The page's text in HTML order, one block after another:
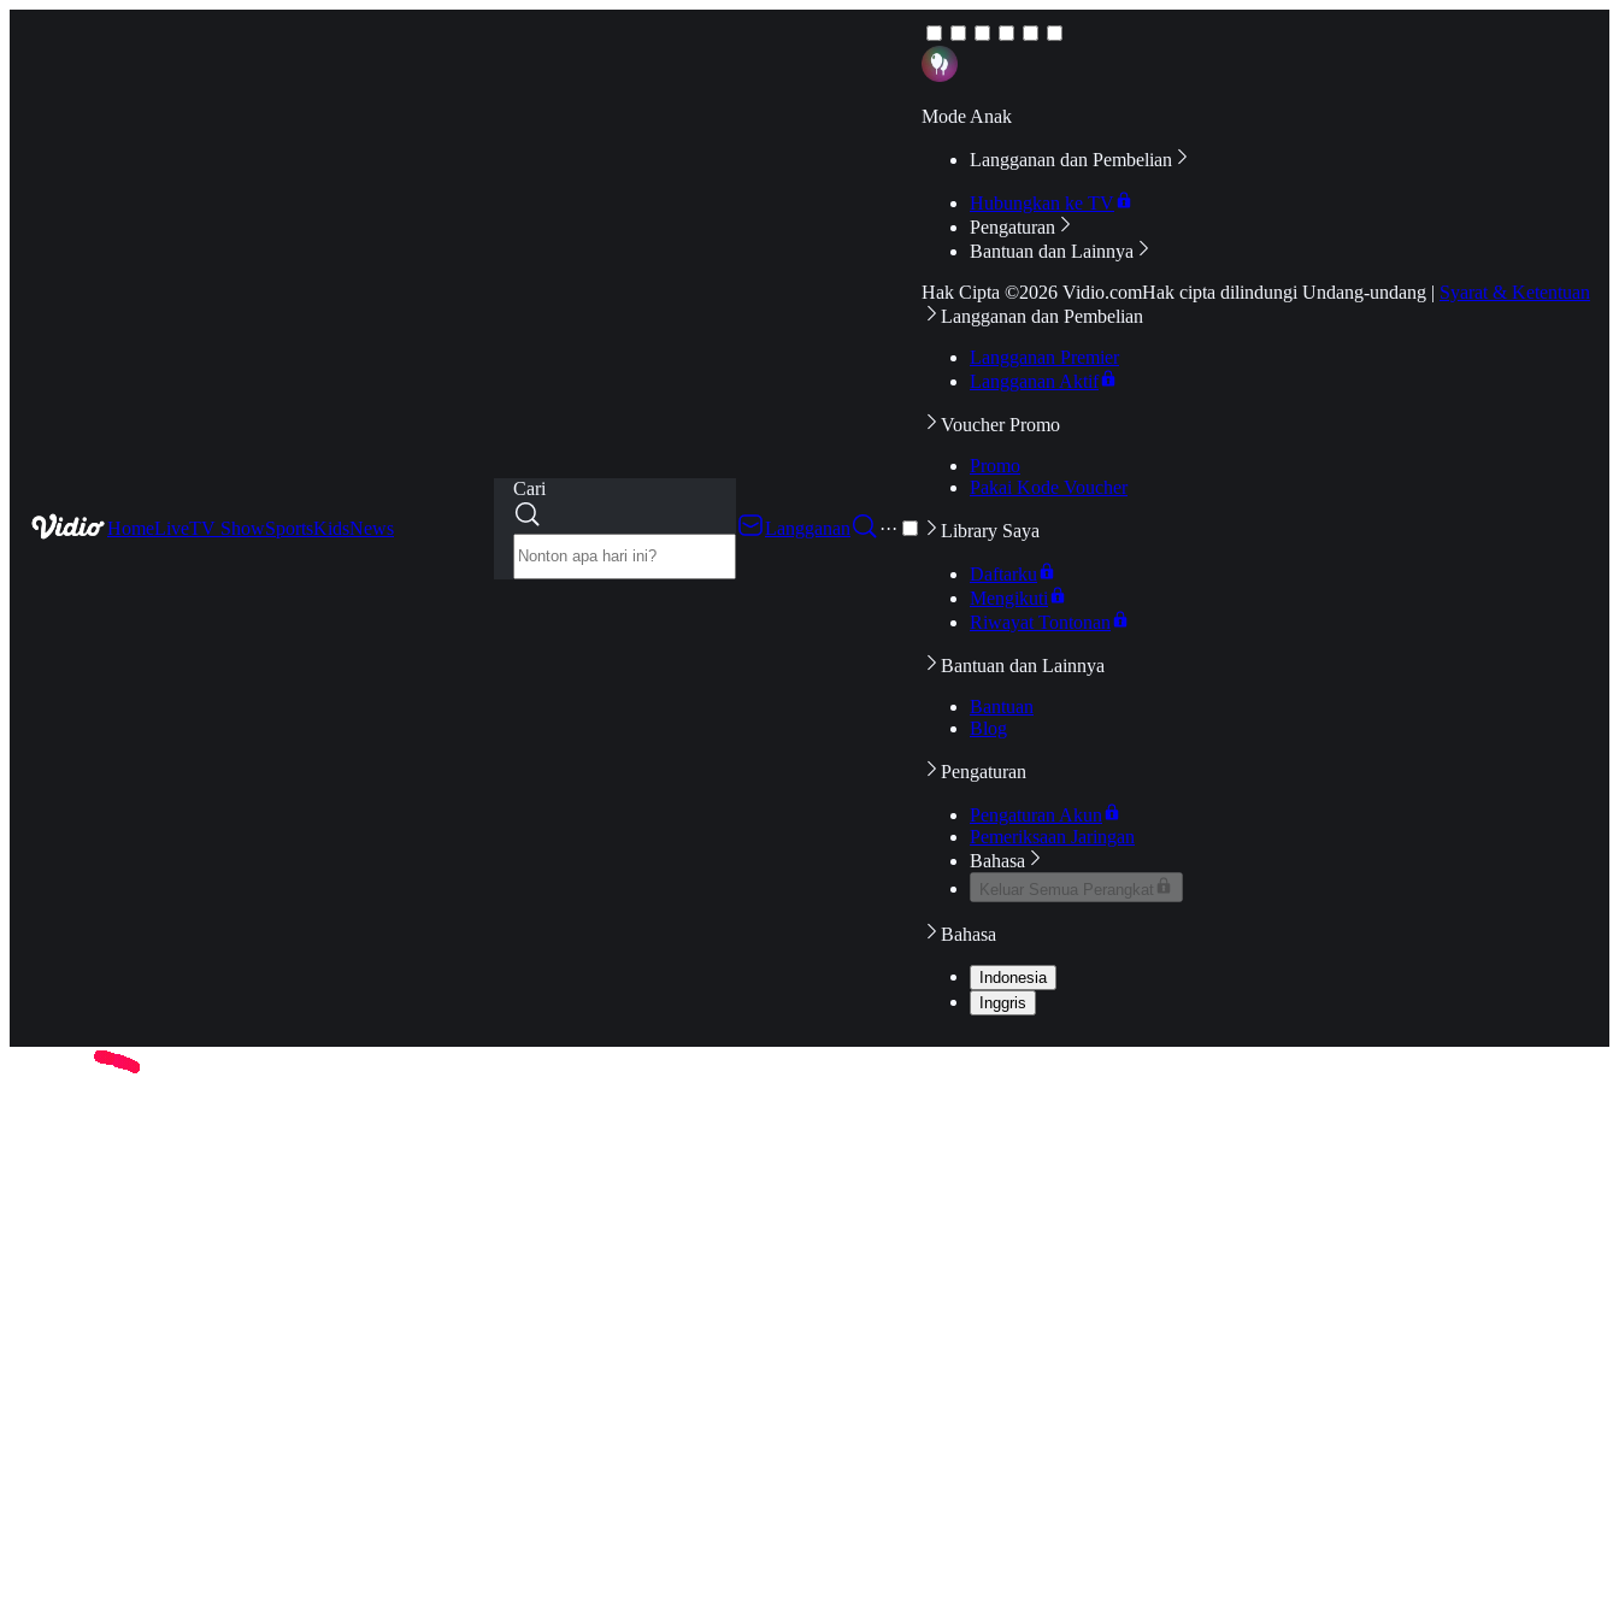
HomeLiveTV ShowSportsKidsNews
Cari
Langganan
···
Mode Anak
Langganan dan Pembelian
Hubungkan ke TV
Pengaturan
Bantuan dan Lainnya
Hak Cipta ©2026 Vidio.comHak cipta dilindungi Undang-undang | Syarat & Ketentuan
Langganan dan Pembelian
Langganan Premier
Langganan Aktif
Voucher Promo
Promo
Pakai Kode Voucher
Library Saya
Daftarku
Mengikuti
Riwayat Tontonan
Bantuan dan Lainnya
Bantuan
Blog
Pengaturan
Pengaturan Akun
Pemeriksaan Jaringan
Bahasa
Keluar Semua Perangkat
Bahasa
Indonesia
Inggris